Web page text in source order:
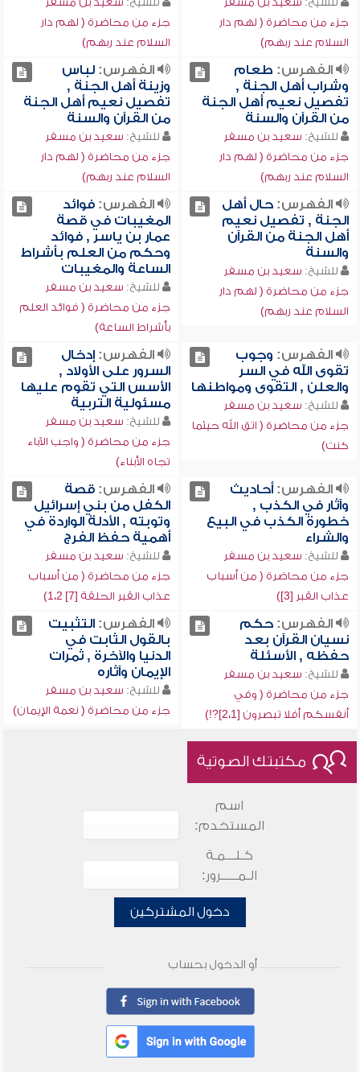
جزء من محاضرة ( لهم دار
السلام عند ربهم)
جزء من محاضرة ( لهم دار
السلام عند ربهم)
الفهرس: طعام
وشراب أهل الجنة ,
تفصيل نعيم أهل الجنة
من القرآن والسنة
للشيخ: سعيد بن مسفر
جزء من محاضرة ( لهم دار
السلام عند ربهم)
الفهرس:لباس
وزينة أهل الجنة ,
تفصيل نعيم أهل الجنة
من القرآن والسنة
للشيخ: سعيد بن مسفر
جزء من محاضرة ( لهم دار
السلام عند ربهم)
الفهرس:حال أهل
الجنة , تفصيل نعيم
أهل الجنة من القرآن
والسنة
للشيخ: سعيد بن مسفر
جزء من محاضرة ( لهم دار
السلام عند ربهم)
الفهرس:فوائد
المغيبات في قصة
عمار بن ياسر , فوائد
وحكم من العلم بأشراط
الساعة والمغيبات
للشيخ: سعيد بن مسفر
جزء من محاضرة ( فوائد العلم
بأشراط الساعة)
الفهرس: وجوب
تقوى الله في السر
والعلن , التقوى ومواطنها
للشيخ: سعيد بن مسفر
جزء من محاضرة ( اتق الله حيثما
كنت)
الفهرس:إدخال
السرور على الأولاد ,
الأسس التي تقوم عليها
مسئولية التربية
للشيخ: سعيد بن مسفر
جزء من محاضرة ( واجب الآباء
تجاه الأبناء)
الفهرس:أحاديث
وآثار في الكذب ,
خطورة الكذب في البيع
والشراء
للشيخ: سعيد بن مسفر
جزء من محاضرة ( من أسباب
عذاب القبر [3])
الفهرس:قصة
الكفل من بني إسرائيل
وتوبته , الأدلة الواردة في
أهمية حفظ الفرج
للشيخ: سعيد بن مسفر
جزء من محاضرة ( من أسباب
عذاب القبر الحلقة [7] 1،2)
الفهرس:حكم
نسيان القرآن بعد
حفظه , الأسئلة
للشيخ: سعيد بن مسفر
جزء من محاضرة ( وفي
أنفسكم أفلا تبصرون [2،1]?!)
الفهرس:التثبيت
بالقول الثابت في
الدنيا والآخرة , ثمرات
الإيمان وآثاره
للشيخ: سعيد بن مسفر
جزء من محاضرة ( نعمة الإيمان)
مكتبتك الصوتية
اسم
المستخدم:
كـلـــمـة
الـمـــــرور:
دخول المشتركين
أو الدخول بحساب